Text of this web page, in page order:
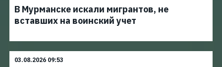
В Мурманске искали мигрантов, не
вставших на воинский учет
03.08.2026 09:53